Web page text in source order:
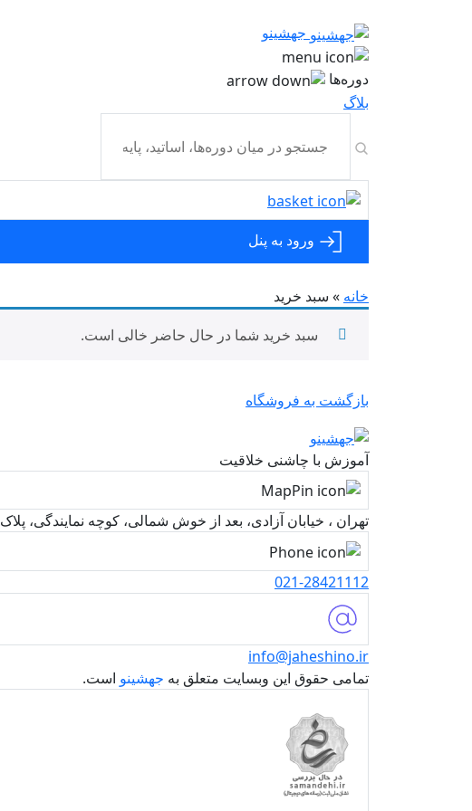
جهشینو
دوره‌ها
بلاگ
ورود به پنل
خانه » سبد خرید
سبد خرید شما در حال حاضر خالی است.
بازگشت به فروشگاه
آموزش با چاشنی خلاقیت
تهران ، خیابان آزادی، بعد از خوش شمالی، کوچه نمایندگی، پلاک ۱، واحد ۱۸
021-28421112
info@jaheshino.ir
تمامی حقوق این وبسایت متعلق به جهشینو است.